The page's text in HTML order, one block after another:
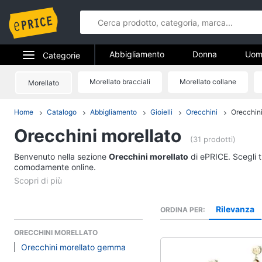
Categorie
Elettrodomestici
Telefonia
Tv e Home Cinema
Smart home
Audio e musica
Donna
Intimo donna
Vedi tutti
Abbigliamento Donna
Morellato Morellato bracciali Morellato collane
Home Catalogo Abbigliamento Gioielli Orecchini
Orecchini morellato (31 prodotti)
Benvenuto nella sezione Orecchini morellato di ePRICE.
comodamente online.
ORECCHINI MORELLATO
Orecchini morellato gemma
ORDINA PER Rilevanza